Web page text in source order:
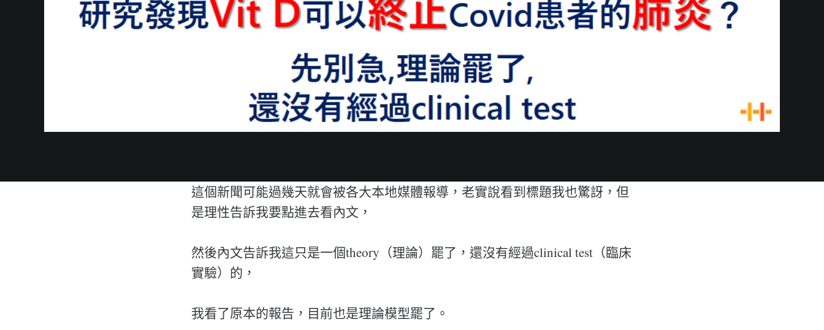
這個新聞可能過幾天就會被各大本地媒體報導，老實說看到標題我也驚訝，但
是理性告訴我要點進去看內文，
然後內文告訴我這只是一個theory（理論）罷了，還沒有經過clinical test（臨床
實驗）的，
我看了原本的報告，目前也是理論模型罷了。